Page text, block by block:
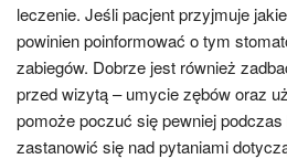
leczenie. Jeśli pacjent przyjmuje
powinien poinformować o tym
zabiegów. Dobrze jest również
przed wizytą – umycie zębów oraz
pomoże poczuć się pewniej
zastanowić się nad pytaniami